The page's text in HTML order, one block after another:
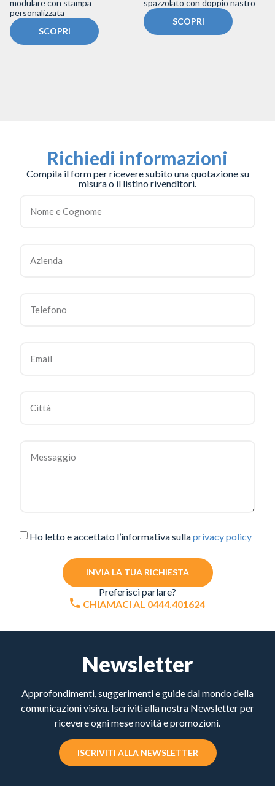
modulare con stampa
personalizzata
SCOPRI
spazzolato con doppio nastro
SCOPRI
Richiedi informazioni
Compila il form per ricevere subito una quotazione su
misura o il listino rivenditori.
Ho letto e accettato l’informativa sullaprivacy policy
INVIA LA TUA RICHIESTA
Preferisci parlare?
CHIAMACI AL 0444.401624
Newsletter
Approfondimenti, suggerimenti e guide dal mondo della
comunicazioni visiva. Iscriviti alla nostra Newsletter per
ricevere ogni mese novità e promozioni.
ISCRIVITI ALLA NEWSLETTER